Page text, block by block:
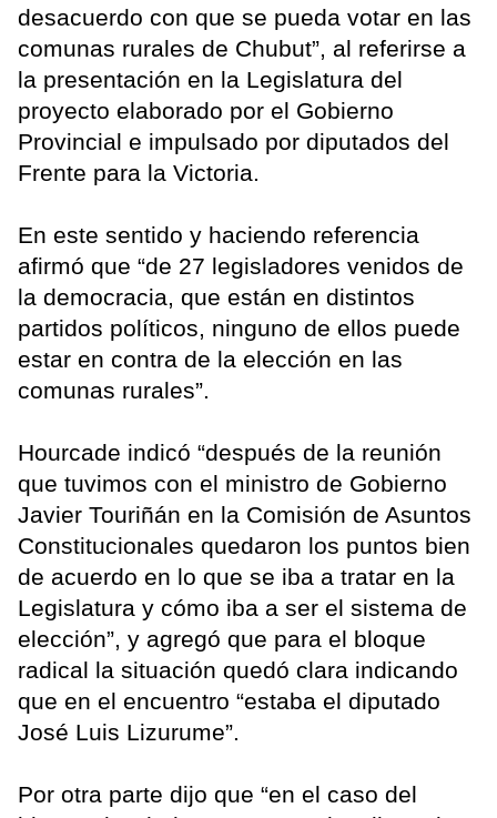
desacuerdo con que se pueda votar en las
comunas rurales de Chubut”, al referirse a
la presentación en la Legislatura del
proyecto elaborado por el Gobierno
Provincial e impulsado por diputados del
Frente para la Victoria.
En este sentido y haciendo referencia
afirmó que “de 27 legisladores venidos de
la democracia, que están en distintos
partidos políticos, ninguno de ellos puede
estar en contra de la elección en las
comunas rurales”.
Hourcade indicó “después de la reunión
que tuvimos con el ministro de Gobierno
Javier Touriñán en la Comisión de Asuntos
Constitucionales quedaron los puntos bien
de acuerdo en lo que se iba a tratar en la
Legislatura y cómo iba a ser el sistema de
elección”, y agregó que para el bloque
radical la situación quedó clara indicando
que en el encuentro “estaba el diputado
José Luis Lizurume”.
Por otra parte dijo que “en el caso del